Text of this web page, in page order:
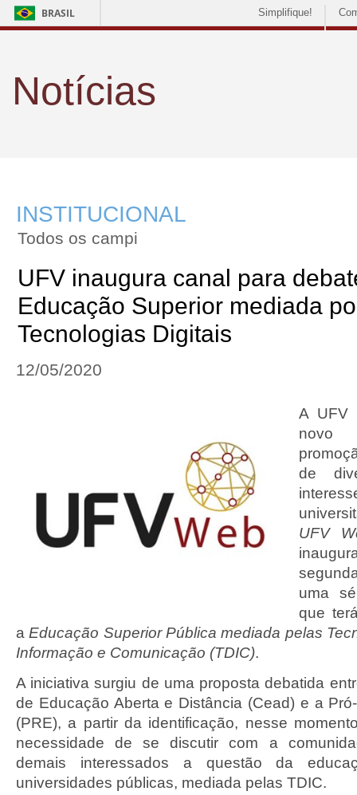
BRASIL Simplifique!
Notícias
INSTITUCIONAL
Todos os campi
UFV inaugura canal para
Educação Superior mediada
Tecnologias Digitais
12/05/2020
A UFV
novo
de
UFV
uma
que
aEducação Superior Pública mediada pelas
Informação e Comunicação (TDIC).
A iniciativa surgiu de uma proposta debatida
de Educação Aberta e Distância (Cead) e a
(PRE), a partir da identificação, nesse
necessidade de se discutir com a
demais interessados a questão da
universidades públicas, mediada pelas TDIC.